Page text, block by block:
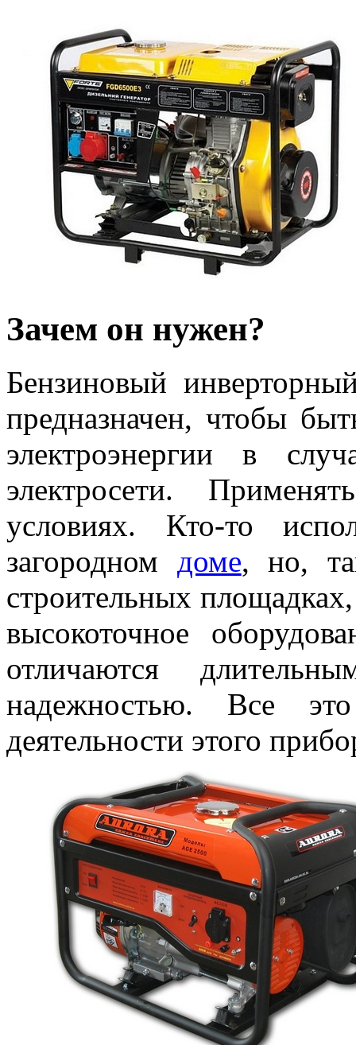
Зачем он нужен?
Бензиновый
предназначен, чтобы
электроэнергии в
электросети.
условиях. Кто-то
загородном доме, но,
строительных
высокоточное
отличаются
надежностью. Все это
деятельности этого